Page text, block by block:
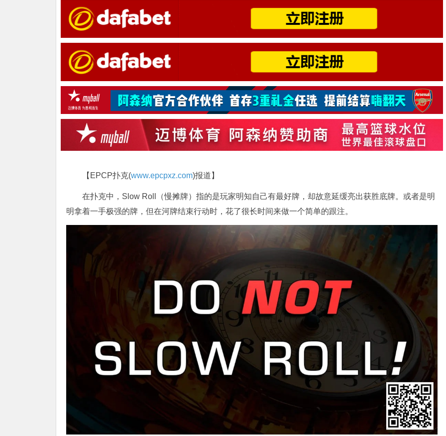
【EPCP扑克(www.epcpxz.com)报道】
在扑克中，Slow Roll（慢摊牌）指的是玩家明知自己有最好牌，却故意延缓亮出获胜底牌。或者是明
明拿着一手极强的牌，但在河牌结束行动时，花了很长时间来做一个简单的跟注。